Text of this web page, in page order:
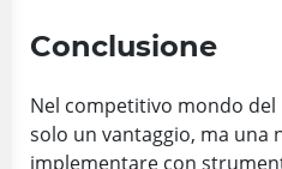
Conclusione
Nel competitivo mondo del
solo un vantaggio, ma una
implementare con